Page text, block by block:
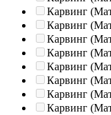
Карвинг
Карвинг
Карвинг
Карвинг
Карвинг
Карвинг
Карвинг
Карвинг